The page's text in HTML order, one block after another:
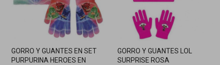
GORRO Y GUANTES EN SET
PURPURINA HEROES EN
GORRO Y GUANTES LOL
SURPRISE ROSA